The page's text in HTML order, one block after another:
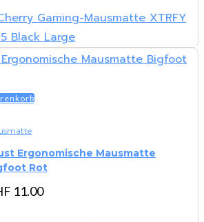
Ergonomische Mausmatte
Rot
11.00